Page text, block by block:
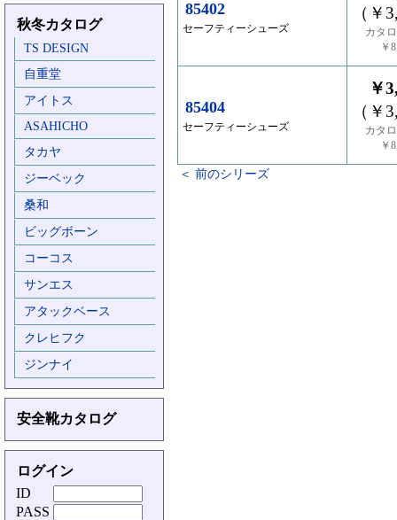
秋冬カタログ
TS DESIGN
自重堂
アイトス
ASAHICHO
タカヤ
ジーベック
桑和
ビッグボーン
コーコス
サンエス
アタックベース
クレヒフク
ジンナイ
安全靴カタログ
ログイン
ID
PASS
85402
セーフティーシューズ
（￥
カタ
￥
85404
セーフティーシューズ
￥
（￥
カタ
￥
＜ 前のシリーズ